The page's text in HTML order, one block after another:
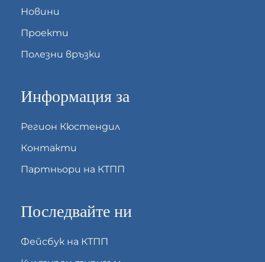
Новини
Проекти
Полезни връзки
Информация за
Регион Кюстендил
Контакти
Партньори на КТПП
Последвайте ни
Фейсбук на КТПП